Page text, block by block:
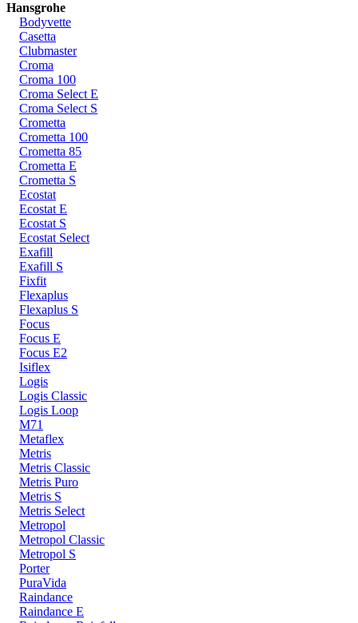
Hansgrohe
Bodyvette
Casetta
Clubmaster
Croma
Croma 100
Croma Select E
Croma Select S
Crometta
Crometta 100
Crometta 85
Crometta E
Crometta S
Ecostat
Ecostat E
Ecostat S
Ecostat Select
Exafill
Exafill S
Fixfit
Flexaplus
Flexaplus S
Focus
Focus E
Focus E2
Isiflex
Logis
Logis Classic
Logis Loop
M71
Metaflex
Metris
Metris Classic
Metris Puro
Metris S
Metris Select
Metropol
Metropol Classic
Metropol S
Porter
PuraVida
Raindance
Raindance E